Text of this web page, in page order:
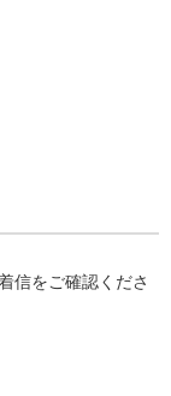
信をご確認くださ